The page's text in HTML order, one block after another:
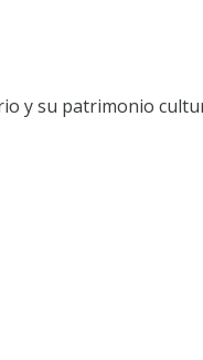
y su patrimonio